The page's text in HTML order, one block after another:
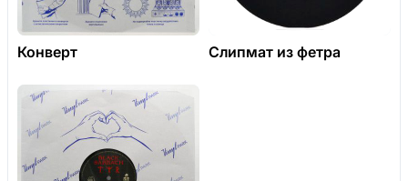
Конверт Слипмат из фетра